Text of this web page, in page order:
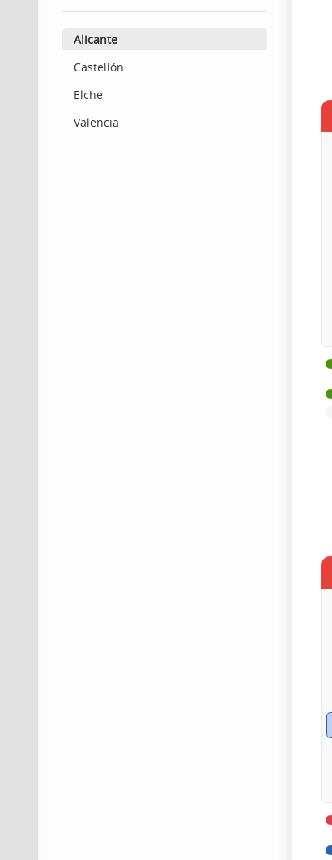
Alicante
Castellón
Elche
Valencia